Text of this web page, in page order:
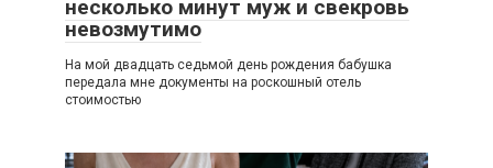
несколько минут муж и свекровь
невозмутимо
На мой двадцать седьмой день рождения бабушка
передала мне документы на роскошный отель
стоимостью